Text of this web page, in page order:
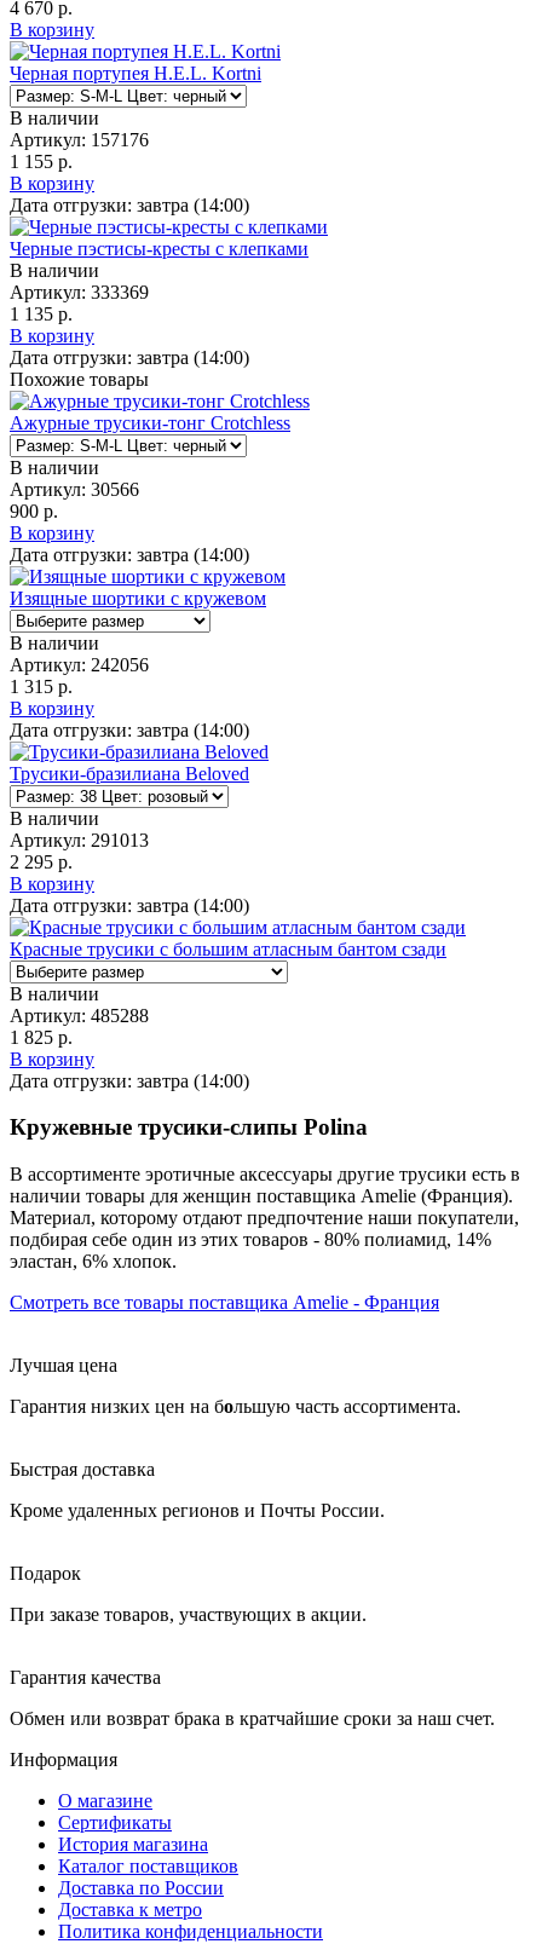
4 670 р.
В корзину
Черная портупея H.E.L. Kortni
В наличии
Артикул: 157176
1 155 р.
В корзину
Дата отгрузки: завтра (14:00)
Черные пэстисы-кресты с клепками
В наличии
Артикул: 333369
1 135 р.
В корзину
Дата отгрузки: завтра (14:00)
Похожие товары
Ажурные трусики-тонг Crotchless
В наличии
Артикул: 30566
900 р.
В корзину
Дата отгрузки: завтра (14:00)
Изящные шортики с кружевом
В наличии
Артикул: 242056
1 315 р.
В корзину
Дата отгрузки: завтра (14:00)
Трусики-бразилиана Beloved
В наличии
Артикул: 291013
2 295 р.
В корзину
Дата отгрузки: завтра (14:00)
Красные трусики с большим атласным бантом сзади
В наличии
Артикул: 485288
1 825 р.
В корзину
Дата отгрузки: завтра (14:00)
Кружевные трусики-слипы Polina
В ассортименте эротичные аксессуары другие трусики есть в
наличии товары для женщин поставщика Amelie (Франция).
Материал, которому отдают предпочтение наши покупатели,
подбирая себе один из этих товаров - 80% полиамид, 14%
эластан, 6% хлопок.
Смотреть все товары поставщика Amelie - Франция
Лучшая цена
Гарантия низких цен на большую часть ассортимента.
Быстрая доставка
Кроме удаленных регионов и Почты России.
Подарок
При заказе товаров, участвующих в акции.
Гарантия качества
Обмен или возврат брака в кратчайшие сроки за наш счет.
Информация
О магазине
Сертификаты
История магазина
Каталог поставщиков
Доставка по России
Доставка к метро
Политика конфиденциальности